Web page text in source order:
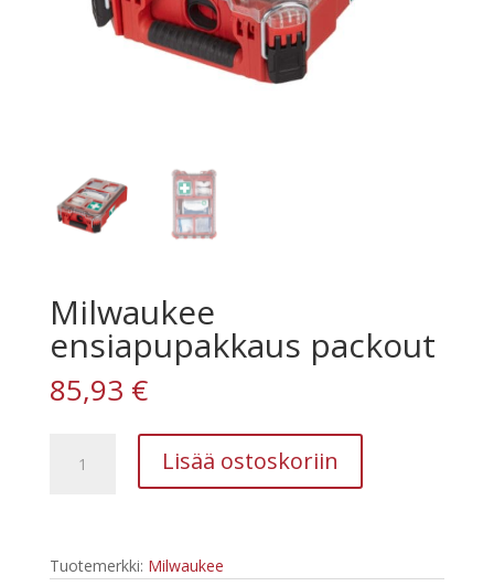
Milwaukee
ensiapupakkaus packout
85,93 €
ensiapupakkaus
Lisää ostoskoriin
Tuotemerkki: Milwaukee